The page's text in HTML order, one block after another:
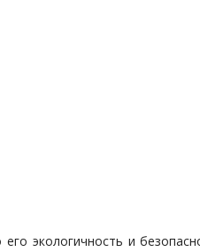
экологичность и